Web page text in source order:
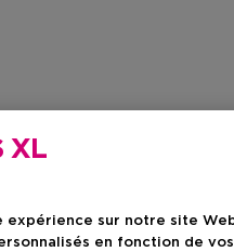
XL
expérience sur notre site
en fonction de vos